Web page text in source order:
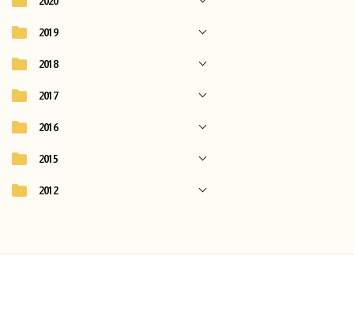
2019
2018
2017
2016
2015
2012